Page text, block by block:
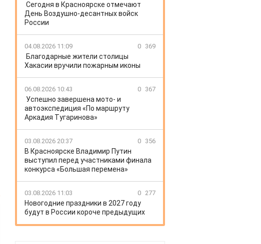
Сегодня в Красноярске отмечают
День Воздушно-десантных войск
России
04.08.2026 11:09 0 369
Благодарные жители столицы
Хакасии вручили пожарным иконы
06.08.2026 10:43 0 367
Успешно завершена мото- и
автоэкспедиция «По маршруту
Аркадия Тугаринова»
03.08.2026 20:37 0 356
В Красноярске Владимир Путин
выступил перед участниками финала
конкурса «Большая перемена»
03.08.2026 11:03 0 277
Новогодние праздники в 2027 году
будут в России короче предыдущих